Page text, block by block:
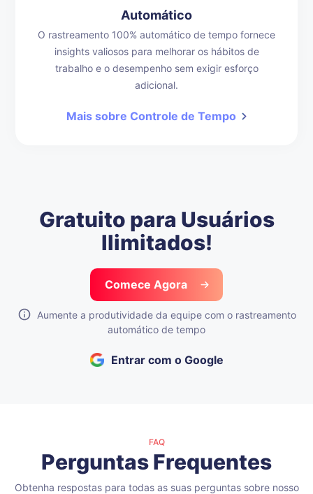
Automático
O rastreamento 100% automático de tempo fornece
insights valiosos para melhorar os hábitos de
trabalho e o desempenho sem exigir esforço
adicional.
Mais sobre Controle de Tempo
Gratuito para Usuários
Ilimitados!
Comece Agora
Aumente a produtividade da equipe com o rastreamento
automático de tempo
Entrar com o Google
FAQ
Perguntas Frequentes
Obtenha respostas para todas as suas perguntas sobre nosso